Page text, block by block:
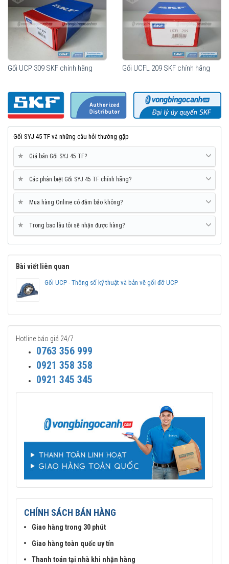
Gối UCP 309 SKF chính hãng Gối UCFL 209 SKF chính hãng
Gối SYJ 45 TF và những câu hỏi thường gặp
★ Giá bán Gối SYJ 45 TF?
★ Các phân biệt Gối SYJ 45 TF chính hãng?
★ Mua hàng Online có đảm bảo không?
★ Trong bao lâu tôi sẽ nhận được hàng?
Bài viết liên quan
Gối UCP - Thông số kỹ thuật và bản vẽ gối đỡ UCP
Hotline báo giá 24/7
0763 356 999
0921 358 358
0921 345 345
CHÍNH SÁCH BÁN HÀNG
Giao hàng trong 30 phút
Giao hàng toàn quốc uy tín
Thanh toán tại nhà khi nhận hàng